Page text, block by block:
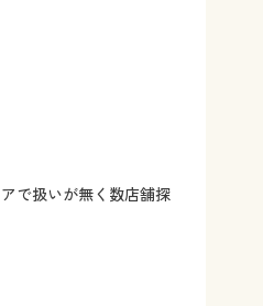
で扱いが無く数店舗探